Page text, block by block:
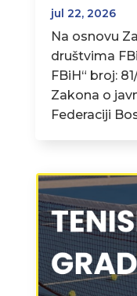
jul 22, 2026
Na osnovu
društvima
FBiH“ broj:
Zakona o
Federaciji